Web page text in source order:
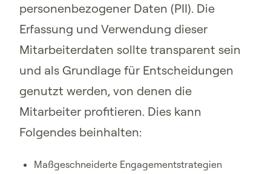
personenbezogener Daten (PII). Die
Erfassung und Verwendung dieser
Mitarbeiterdaten sollte transparent sein
und als Grundlage für Entscheidungen
genutzt werden, von denen die
Mitarbeiter profitieren. Dies kann
Folgendes beinhalten:
Maßgeschneiderte Engagementstrategien